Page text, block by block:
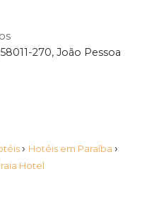
270, João Pessoa
› Hotéis em Paraíba ›
Hotel